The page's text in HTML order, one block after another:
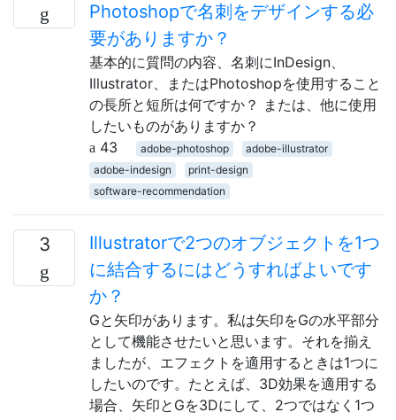
Photoshopで名刺をデザインする必
要がありますか？
基本的に質問の内容、名刺にInDesign、
Illustrator、またはPhotoshopを使用すること
の長所と短所は何ですか？ または、他に使用
したいものがありますか？
43
adobe-photoshop
adobe-illustrator
adobe-indesign
print-design
software-recommendation
3
Illustratorで2つのオブジェクトを1つ
に結合するにはどうすればよいです
か？
Gと矢印があります。私は矢印をGの水平部分
として機能させたいと思います。それを揃え
ましたが、エフェクトを適用するときは1つに
したいのです。たとえば、3D効果を適用する
場合、矢印とGを3Dにして、2つではなく1つ